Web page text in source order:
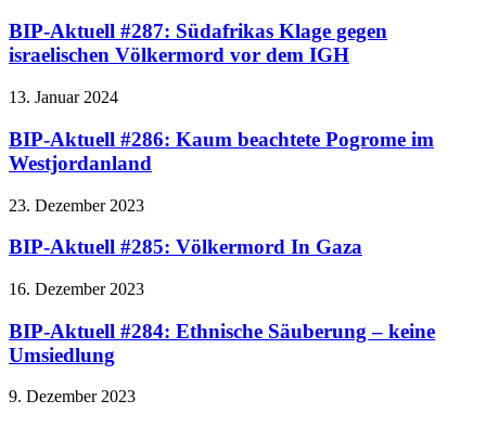
BIP-Aktuell #287: Südafrikas Klage gegen
israelischen Völkermord vor dem IGH
13. Januar 2024
BIP-Aktuell #286: Kaum beachtete Pogrome im
Westjordanland
23. Dezember 2023
BIP-Aktuell #285: Völkermord In Gaza
16. Dezember 2023
BIP-Aktuell #284: Ethnische Säuberung – keine
Umsiedlung
9. Dezember 2023